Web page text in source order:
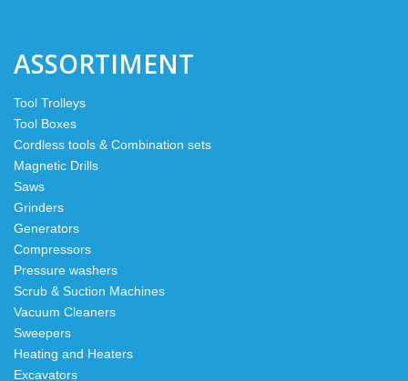
ASSORTIMENT
Tool Trolleys
Tool Boxes
Cordless tools & Combination sets
Magnetic Drills
Saws
Grinders
Generators
Compressors
Pressure washers
Scrub & Suction Machines
Vacuum Cleaners
Sweepers
Heating and Heaters
Excavators